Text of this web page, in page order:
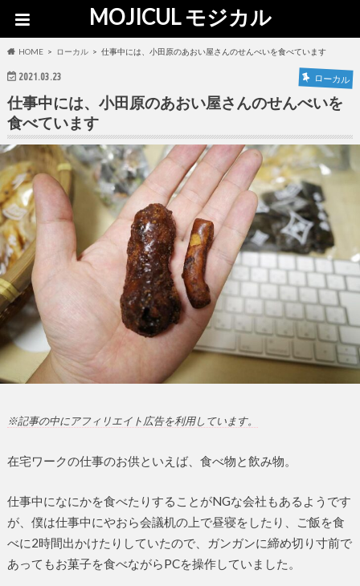
MOJICUL モジカル
HOME ローカル 仕事中には、小田原のあおい屋さんのせんべいを食べています
2021.03.23 ローカル
仕事中には、小田原のあおい屋さんのせんべいを
食べています
※記事の中にアフィリエイト広告を利用しています。
在宅ワークの仕事のお供といえば、食べ物と飲み物。
仕事中になにかを食べたりすることがNGな会社もあるようです
が、僕は仕事中にやおら会議机の上で昼寝をしたり、ご飯を食
べに2時間出かけたりしていたので、ガンガンに締め切り寸前で
あってもお菓子を食べながらPCを操作していました。